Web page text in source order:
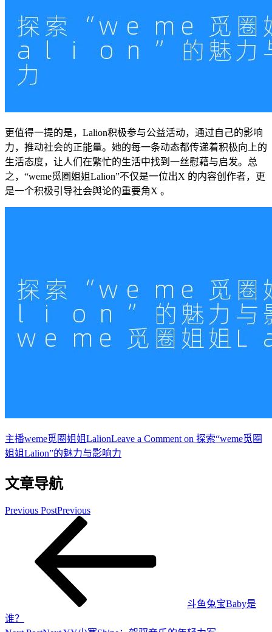
更值得一提的是，Lalion积极参与公益活动，通过自己的影响
力，推动社会的正能量。她的每一条动态都传递着积极向上的
生活态度，让人们在繁忙的生活中找到一丝慰藉与启发。总
之，“weme觅圈姐姐Lalion”不仅是一位出X 的内容创作者，更
是一个积极引导社会舆论的重要角X 。
主播weme觅圈姐姐LalionLeave a Comment on 探索“weme觅圈
姐姐Lalion”的魅力与影响力
文章导航
Previous PostPrevious
斗鱼兔宝Baby是
谁？